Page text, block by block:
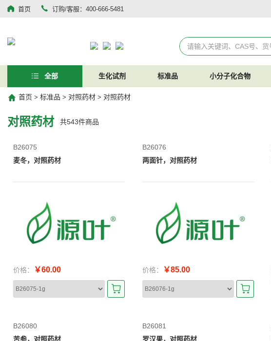
首页 订购/客服：400-666-5481
全部 生化试剂 标准品 小分子化合物
首页 > 标准品 > 对照药材 > 对照药材
对照药材 共543件商品
B26075
麦冬，对照药材
价格： ￥60.00
B26076
两面针，对照药材
价格： ￥85.00
B26080
苦参，对照药材
B26081
罗汉果，对照药材